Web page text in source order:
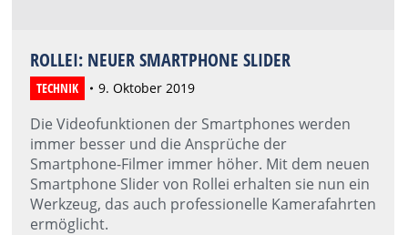
ROLLEI: NEUER SMARTPHONE SLIDER
TECHNIK 9. Oktober 2019
Die Videofunktionen der Smartphones werden
immer besser und die Ansprüche der
Smartphone-Filmer immer höher. Mit dem neuen
Smartphone Slider von Rollei erhalten sie nun ein
Werkzeug, das auch professionelle Kamerafahrten
ermöglicht.